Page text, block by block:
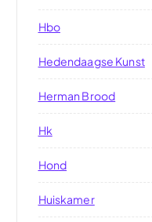
Hbo
Hedendaagse Kunst
Herman Brood
Hk
Hond
Huiskamer